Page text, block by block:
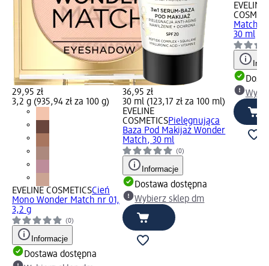
29,95 zł
3,2 g (935,94 zł za 100 g)
EVELINE COSMETICSCień
Mono Wonder Match nr 01,
3,2 g
(0)
Informacje
Dostawa dostępna
36,95 zł
30 ml (123,17 zł za 100 ml)
EVELINE
COSMETICSPielęgnująca
Baza Pod Makijaż Wonder
Match, 30 ml
(0)
Informacje
Dostawa dostępna
Wybierz sklep dm
EVELINE
Match
30 ml